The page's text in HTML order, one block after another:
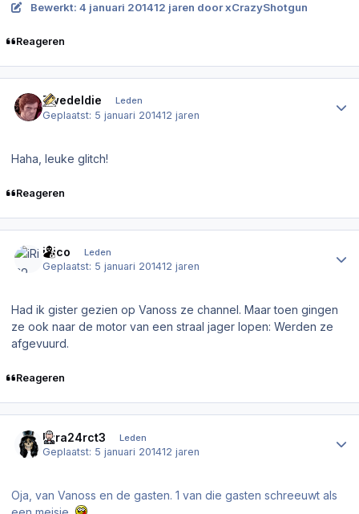
Bewerkt: 4 januari 201412 jaren door xCrazyShotgun
Reageren
Twedeldie Leden
Geplaatst: 5 januari 201412 jaren
Haha, leuke glitch!
Reageren
iRico Leden
Geplaatst: 5 januari 201412 jaren
Had ik gister gezien op Vanoss ze channel. Maar toen gingen
ze ook naar de motor van een straal jager lopen: Werden ze
afgevuurd.
Reageren
Ezra24rct3 Leden
Geplaatst: 5 januari 201412 jaren
Oja, van Vanoss en de gasten. 1 van die gasten schreeuwt als